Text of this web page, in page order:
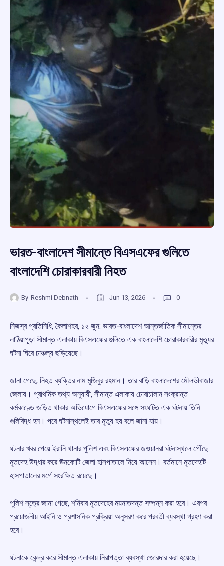
ভারত-বাংলাদেশ সীমান্তে বিএসএফের গুলিতে
বাংলাদেশি চোরাকারবারী নিহত
By Reshmi Debnath Jun 13, 2026 0
নিজস্ব প্রতিনিধি, কৈলাশহর, ১২ জুন: ভারত-বাংলাদেশ আন্তর্জাতিক সীমান্তের
লাঠিয়াপূড়া সীমান্ত এলাকায় বিএসএফের গুলিতে এক বাংলাদেশি চোরাকারবারীর মৃত্যুর
ঘটনা ঘিরে চাঞ্চল্য ছড়িয়েছে।
জানা গেছে, নিহত ব্যক্তির নাম মুজিবুর রহমান। তার বাড়ি বাংলাদেশের মৌলভীবাজার
জেলায়। প্রাথমিক তথ্য অনুযায়ী, সীমান্ত এলাকায় চোরাচালান সংক্রান্ত
কর্মকাণ্ডে জড়িত থাকার অভিযোগে বিএসএফের সঙ্গে সংঘটিত এক ঘটনায় তিনি
গুলিবিদ্ধ হন। পরে ঘটনাস্থলেই তার মৃত্যু হয় বলে জানা যায়।
ঘটনার খবর পেয়ে ইরানি থানার পুলিশ এবং বিএসএফের জওয়ানরা ঘটনাস্থলে পৌঁছে
মৃতদেহ উদ্ধার করে ঊনকোটি জেলা হাসপাতালে নিয়ে আসেন। বর্তমানে মৃতদেহটি
হাসপাতালের মর্গে সংরক্ষিত রয়েছে।
পুলিশ সূত্রে জানা গেছে, শনিবার মৃতদেহের ময়নাতদন্ত সম্পন্ন করা হবে। এরপর
প্রয়োজনীয় আইনি ও প্রশাসনিক প্রক্রিয়া অনুসরণ করে পরবর্তী ব্যবস্থা গ্রহণ করা
হবে।
ঘটনাকে কেন্দ্র করে সীমান্ত এলাকায় নিরাপত্তা ব্যবস্থা জোরদার করা হয়েছে।